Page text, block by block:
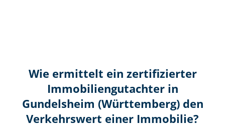
Wie ermittelt ein zertifizierter
Immobilien­gutachter in
Gundelsheim (Württemberg) den
Verkehrswert einer Immobilie?